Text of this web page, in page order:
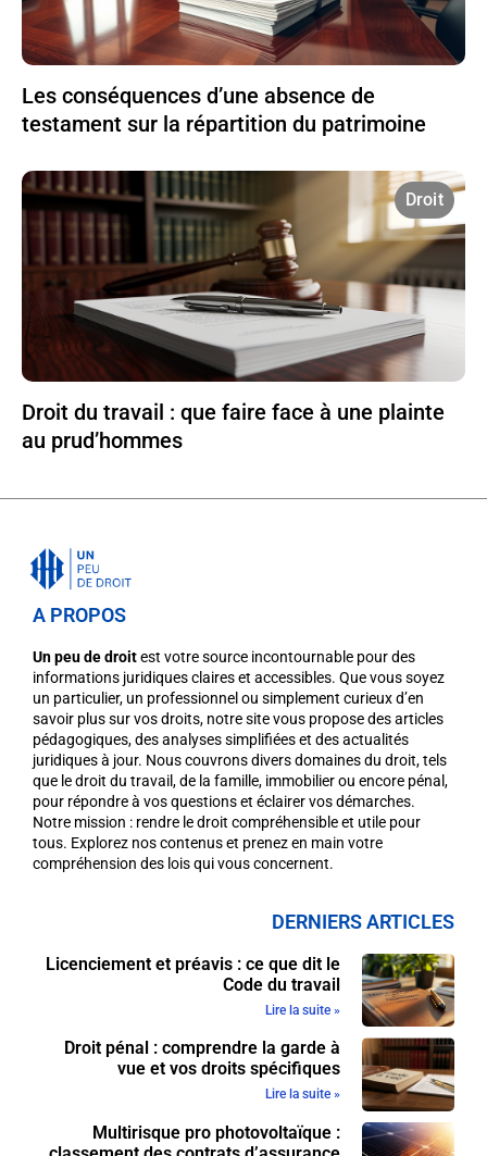
Les conséquences d’une absence de
testament sur la répartition du patrimoine
Droit
Droit du travail : que faire face à une plainte
au prud’hommes
A PROPOS
Un peu de droitest votre source incontournable pour des
informations juridiques claires et accessibles. Que vous soyez
un particulier, un professionnel ou simplement curieux d’en
savoir plus sur vos droits, notre site vous propose des articles
pédagogiques, des analyses simplifiées et des actualités
juridiques à jour. Nous couvrons divers domaines du droit, tels
que le droit du travail, de la famille, immobilier ou encore pénal,
pour répondre à vos questions et éclairer vos démarches.
Notre mission : rendre le droit compréhensible et utile pour
tous. Explorez nos contenus et prenez en main votre
compréhension des lois qui vous concernent.
DERNIERS ARTICLES
Licenciement et préavis : ce que dit le
Code du travail
Lire la suite »
Droit pénal : comprendre la garde à
vue et vos droits spécifiques
Lire la suite »
Multirisque pro photovoltaïque :